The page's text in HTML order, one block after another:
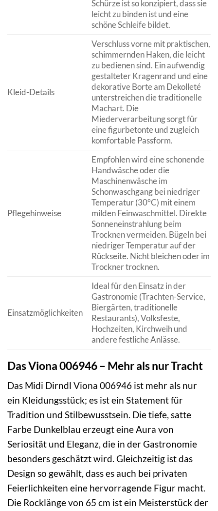
Schürze ist so konzipiert, dass sie
leicht zu binden ist und eine
schöne Schleife bildet.
Kleid-Details
Verschluss vorne mit praktischen,
schimmernden Haken, die leicht
zu bedienen sind. Ein aufwendig
gestalteter Kragenrand und eine
dekorative Borte am Dekolleté
unterstreichen die traditionelle
Machart. Die
Miederverarbeitung sorgt für
eine figurbetonte und zugleich
komfortable Passform.
Pflegehinweise
Empfohlen wird eine schonende
Handwäsche oder die
Maschinenwäsche im
Schonwaschgang bei niedriger
Temperatur (30°C) mit einem
milden Feinwaschmittel. Direkte
Sonneneinstrahlung beim
Trocknen vermeiden. Bügeln bei
niedriger Temperatur auf der
Rückseite. Nicht bleichen oder im
Trockner trocknen.
Einsatzmöglichkeiten
Ideal für den Einsatz in der
Gastronomie (Trachten-Service,
Biergärten, traditionelle
Restaurants), Volksfeste,
Hochzeiten, Kirchweih und
andere festliche Anlässe.
Das Viona 006946 – Mehr als nur Tracht
Das Midi Dirndl Viona 006946 ist mehr als nur
ein Kleidungsstück; es ist ein Statement für
Tradition und Stilbewusstsein. Die tiefe, satte
Farbe Dunkelblau erzeugt eine Aura von
Seriosität und Eleganz, die in der Gastronomie
besonders geschätzt wird. Gleichzeitig ist das
Design so gewählt, dass es auch bei privaten
Feierlichkeiten eine hervorragende Figur macht.
Die Rocklänge von 65 cm ist ein Meisterstück der